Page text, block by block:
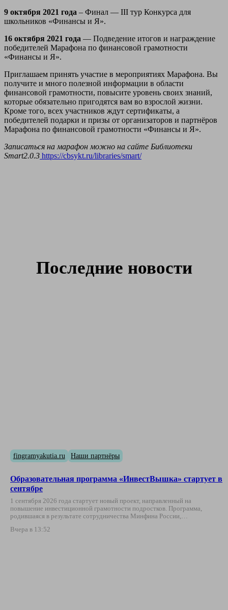
9 октября 2021 года – Финал — III тур Конкурса для
школьников «Финансы и Я».
16 октября 2021 года — Подведение итогов и награждение
победителей Марафона по финансовой грамотности
«Финансы и Я».
Приглашаем принять участие в мероприятиях Марафона. Вы
получите и много полезной информации в области
финансовой грамотности, повысите уровень своих знаний,
которые обязательно пригодятся вам во взрослой жизни.
Кроме того, всех участников ждут сертификаты, а
победителей подарки и призы от организаторов и партнёров
Марафона по финансовой грамотности «Финансы и Я».
Записаться на марафон можно на сайте Библиотеки
Smart2.0.3 https://cbsykt.ru/libraries/smart/
Последние новости
fingramyakutia.ru Наши партнёры
Образовательная программа «ИнвестВышка» стартует в
сентябре
1 сентября 2026 года стартует новый проект, направленный на
повышение инвестиционной грамотности подростков. Программа,
родившаяся в результате сотрудничества Минфина России,…
Вчера в 13:52